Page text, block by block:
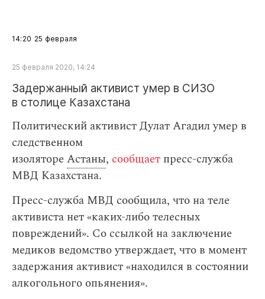
14:20 25 февраля
25 февраля 2020, 14:24
Задержанный активист умер в СИЗО
в столице Казахстана
Политический активист Дулат Агадил умер в
следственном
изолятореАстаны, сообщает пресс-служба
МВД Казахстана.
Пресс-служба МВД сообщила, что на теле
активиста нет «каких-либо телесных
повреждений». Cо ссылкой на заключение
медиков ведомство утверждает, что в момент
задержания активист «находился в состоянии
алкогольного опьянения».